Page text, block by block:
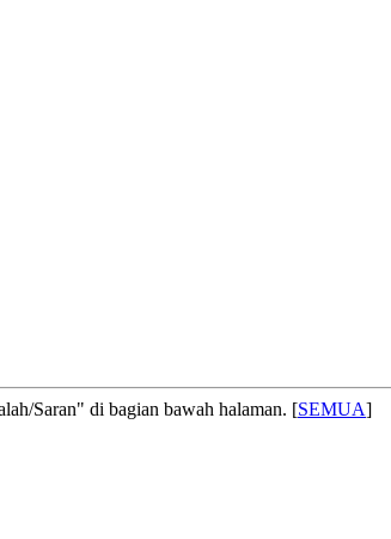
Saran" di bagian bawah halaman. [SEMUA]